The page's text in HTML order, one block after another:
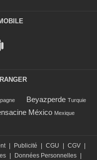
Beyazperde Turquie
México Mexique
| Publicité | CGU | CGV |
| Données Personnelles |